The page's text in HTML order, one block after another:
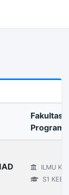
Fakultas /
Program
ILMU
S1